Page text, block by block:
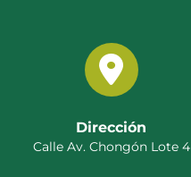
Dirección
Calle Av. Chongón Lote 4